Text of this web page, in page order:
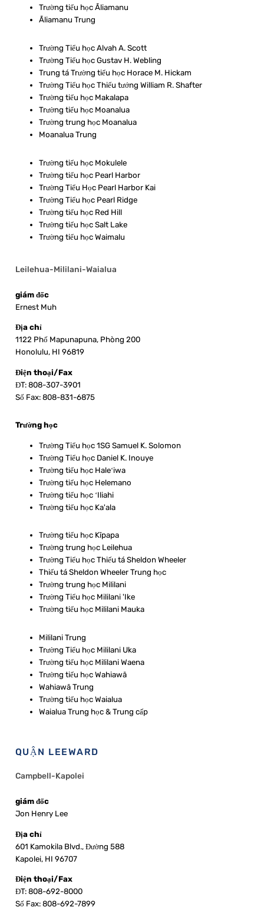
Trường tiểu học Āliamanu
Āliamanu Trung
Trường Tiểu học Alvah A. Scott
Trường Tiểu học Gustav H. Webling
Trung tá Trường tiểu học Horace M. Hickam
Trường Tiểu học Thiếu tướng William R. Shafter
Trường tiểu học Makalapa
Trường tiểu học Moanalua
Trường trung học Moanalua
Moanalua Trung
Trường tiểu học Mokulele
Trường tiểu học Pearl Harbor
Trường Tiểu Học Pearl Harbor Kai
Trường Tiểu học Pearl Ridge
Trường tiểu học Red Hill
Trường tiểu học Salt Lake
Trường tiểu học Waimalu
Leilehua-Mililani-Waialua
giám đốc
Ernest Muh
Địa chỉ
1122 Phố Mapunapuna, Phòng 200
Honolulu, HI 96819
Điện thoại/Fax
ĐT: 808-307-3901
Số Fax: 808-831-6875
Trường học
Trường Tiểu học 1SG Samuel K. Solomon
Trường Tiểu học Daniel K. Inouye
Trường tiểu học Haleʻiwa
Trường tiểu học Helemano
Trường tiểu học ʻIliahi
Trường tiểu học Ka'ala
Trường tiểu học Kīpapa
Trường trung học Leilehua
Trường Tiểu học Thiếu tá Sheldon Wheeler
Thiếu tá Sheldon Wheeler Trung học
Trường trung học Mililani
Trường Tiểu học Mililani 'Ike
Trường tiểu học Mililani Mauka
Mililani Trung
Trường Tiểu học Mililani Uka
Trường tiểu học Mililani Waena
Trường tiểu học Wahiawā
Wahiawā Trung
Trường tiểu học Waialua
Waialua Trung học & Trung cấp
QUẬN LEEWARD
Campbell-Kapolei
giám đốc
Jon Henry Lee
Địa chỉ
601 Kamokila Blvd., Đường 588
Kapolei, HI 96707
Điện thoại/Fax
ĐT: 808-692-8000
Số Fax: 808-692-7899